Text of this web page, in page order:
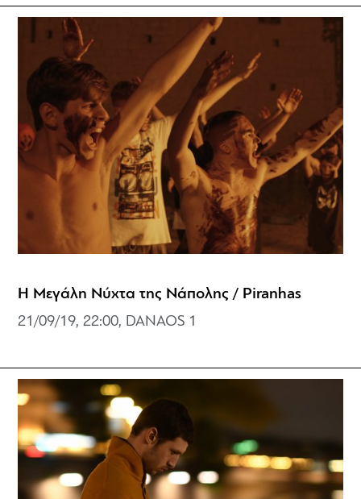
Η Μεγάλη Νύχτα της Νάπολης / Piranhas
21/09/19, 22:00, DANAOS 1